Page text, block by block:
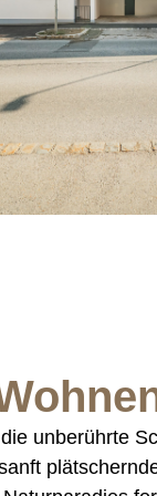
unberührte